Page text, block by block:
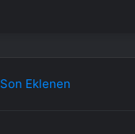
Son Eklenen